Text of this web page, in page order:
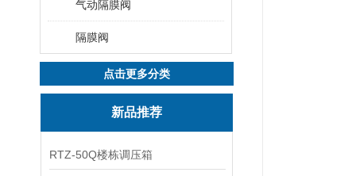
气动隔膜阀
隔膜阀
点击更多分类
新品推荐
RTZ-50Q楼栋调压箱